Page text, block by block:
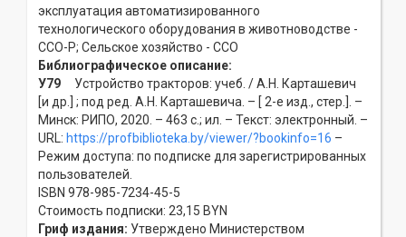
эксплуатация автоматизированного
технологического оборудования в животноводстве -
ССO-Р; Сельское хозяйство - ССO
Библиографическое описание:
У79 Устройство тракторов: учеб. / А.Н. Карташевич
[и др.] ; под ред. А.Н. Карташевича. – [ 2-е изд., стер.]. –
Минск: РИПО, 2020. – 463 с.; ил. – Текст: электронный. –
URL: https://profbiblioteka.by/viewer/?bookinfo=16 –
Режим доступа: по подписке для зарегистрированных
пользователей.
ISBN 978-985-7234-45-5
Стоимость подписки: 23,15 BYN
Гриф издания: Утверждено Министерством